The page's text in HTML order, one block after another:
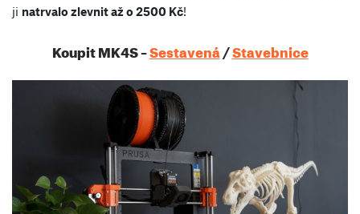
ji natrvalo zlevnit až o 2500 Kč!
Koupit MK4S –Sestavená/Stavebnice